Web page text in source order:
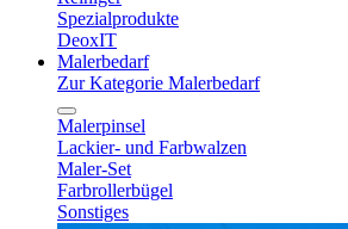
Spezialprodukte
DeoxIT
Malerbedarf
Zur Kategorie Malerbedarf
Malerpinsel
Lackier- und Farbwalzen
Maler-Set
Farbrollerbügel
Sonstiges